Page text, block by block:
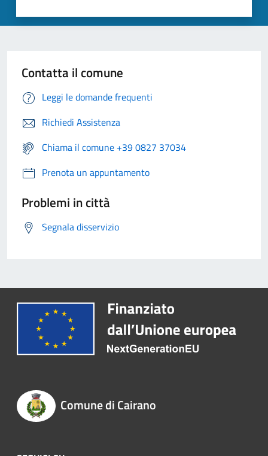
Contatta il comune
Leggi le domande frequenti
Richiedi Assistenza
Chiama il comune +39 0827 37034
Prenota un appuntamento
Problemi in città
Segnala disservizio
Comune di Cairano